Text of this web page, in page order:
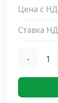
Цена с
Ставка
-